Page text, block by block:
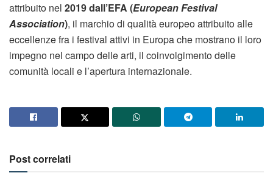
attribuito nel 2019 dall’EFA (European Festival
Association), il marchio di qualità europeo attribuito alle
eccellenze fra i festival attivi in Europa che mostrano il loro
impegno nel campo delle arti, il coinvolgimento delle
comunità locali e l’apertura internazionale.
Post correlati